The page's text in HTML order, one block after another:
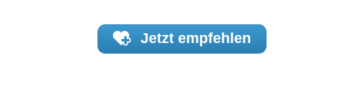
Jetzt empfehlen